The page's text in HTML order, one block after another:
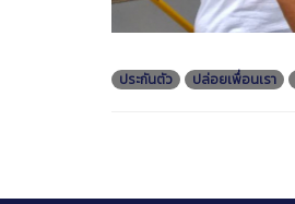
ประกันตัว ปล่อยเพื่อนเรา